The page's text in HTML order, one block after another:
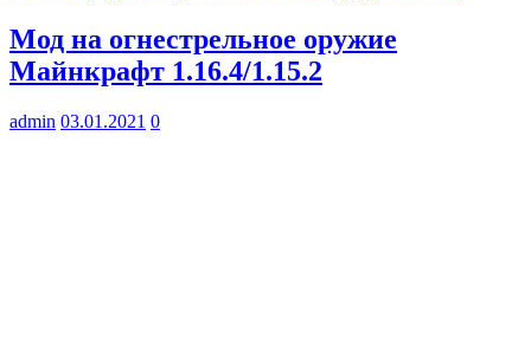
Мод на огнестрельное оружие
Майнкрафт 1.16.4/1.15.2
admin 03.01.2021 0